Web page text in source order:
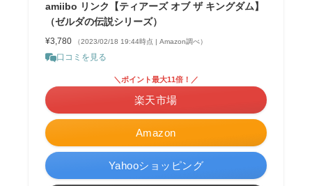
amiibo リンク【ティアーズ オブ ザ キングダム】
（ゼルダの伝説シリーズ）
¥3,780 （2023/02/18 19:44時点 | Amazon調べ）
口コミを見る
Amazon
＼ポイント最大11倍！／
楽天市場
Yahooショッピング